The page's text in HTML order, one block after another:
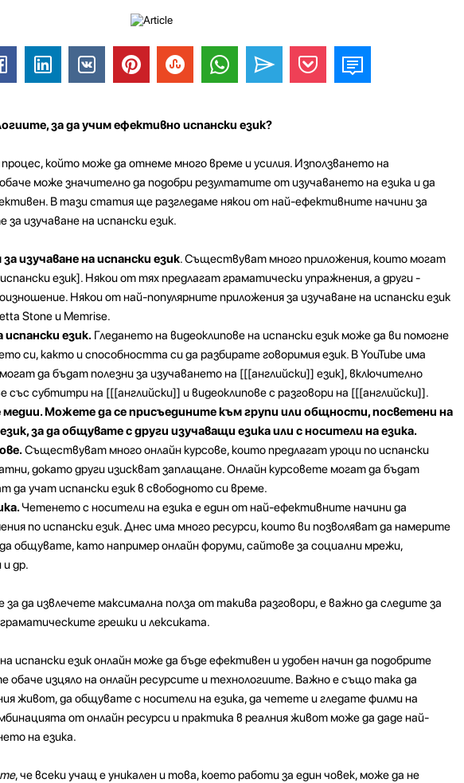
за да учим ефективно испански език?
който може да отнеме много време и усилия. Използването на
може значително да подобри резултатите от изучаването на езика и да
В тази статия ще разгледаме някои от най-ефективните начини за
изучаване на испански език.
изучаване на испански език. Съществуват много приложения, които могат
език]. Някои от тях предлагат граматически упражнения, а други -
Някои от най-популярните приложения за изучаване на испански език
Stone и Memrise.
испански език.Гледането на видеоклипове на испански език може да ви помогне
си, както и способността си да разбирате говоримия език. В YouTube има
да бъдат полезни за изучаването на [[[английски]] език], включително
със субтитри на [[[английски]] и видеоклипове с разговори на [[[английски]].
Можете да се присъедините към групи или общности, посветени на
за да общувате с други изучаващи езика или с носители на езика.
Съществуват много онлайн курсове, които предлагат уроци по испански
докато други изискват заплащане. Онлайн курсовете могат да бъдат
да учат испански език в свободното си време.
Четенето с носители на езика е един от най-ефективните начини да
по испански език. Днес има много ресурси, които ви позволяват да намерите
общувате, като например онлайн форуми, сайтове за социални мрежи,
и др.
за да извлечете максимална полза от такива разговори, е важно да следите за
грешки и лексиката.
испански език онлайн може да бъде ефективен и удобен начин да подобрите
обаче изцяло на онлайн ресурсите и технологиите. Важно е също така да
живот, да общувате с носители на езика, да четете и гледате филми на
от онлайн ресурси и практика в реалния живот може да даде най-
на езика.
, че всеки учащ е уникален и това, което работи за един човек, може да не